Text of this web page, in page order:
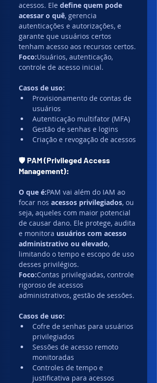
acessos. Ele define quem pode
acessar o quê, gerencia
autenticações e autorizações, e
garante que usuários certos
tenham acesso aos recursos certos.
Foco:Usuários, autenticação,
controle de acesso inicial.
Casos de uso:
Provisionamento de contas de
usuários
Autenticação multifator (MFA)
Gestão de senhas e logins
Criação e revogação de acessos
🛡️ PAM (Privileged Access
Management):
O que é:PAM vai além do IAM ao
focar nos acessos privilegiados, ou
seja, aqueles com maior potencial
de causar dano. Ele protege, audita
e monitora usuários com acesso
administrativo ou elevado,
limitando o tempo e escopo de uso
desses privilégios.
Foco:Contas privilegiadas, controle
rigoroso de acessos
administrativos, gestão de sessões.
Casos de uso:
Cofre de senhas para usuários
privilegiados
Sessões de acesso remoto
monitoradas
Controles de tempo e
justificativa para acessos